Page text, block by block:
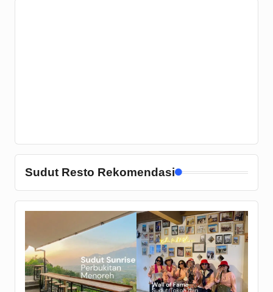
Sudut Resto Rekomendasi